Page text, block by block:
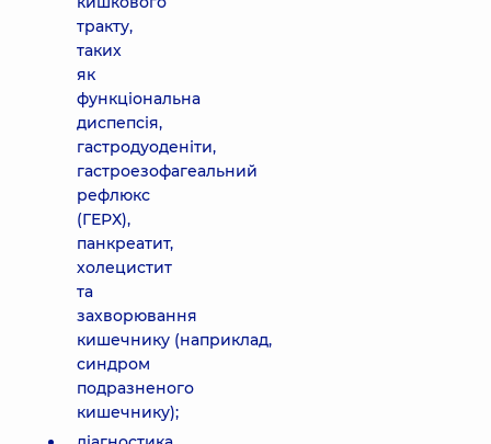
тракту,
таких
як
функціональна
диспепсія,
гастродуоденіти,
гастроезофагеальний
рефлюкс
(ГЕРХ),
панкреатит,
холецистит
та
захворювання
кишечнику (наприклад,
синдром
подразненого
кишечнику);